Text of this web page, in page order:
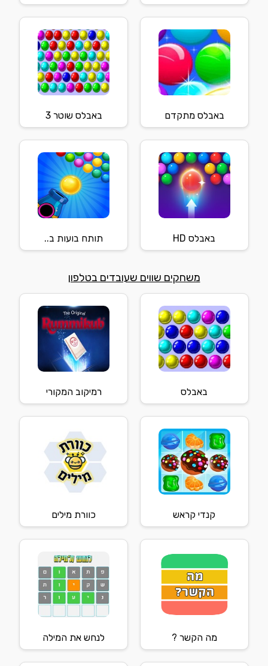
באבלס מתקדם באבלס שוטר 3
באבלס HD תותח בועות ב..
משחקים שווים שעובדים בטלפון
באבלס רמיקוב המקורי
קנדי קראש כוורת מילים
מה הקשר ? לנחש את המילה